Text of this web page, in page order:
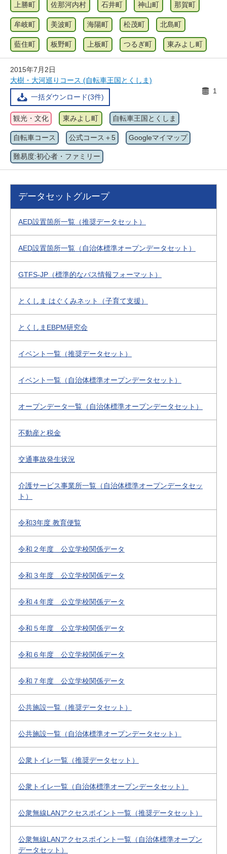
上勝町 佐那河内村 石井町 神山町 那賀町
牟岐町 美波町 海陽町 松茂町 北島町
藍住町 板野町 上板町 つるぎ町 東みよし町
2015年7月2日
大樹・大河巡りコース (自転車王国とくしま)
一括ダウンロード(3件)
1
観光・文化 東みよし町 自転車王国とくしま
自転車コース 公式コース＋5 Googleマイマップ
難易度:初心者・ファミリー
データセットグループ
AED設置箇所一覧（推奨データセット）
AED設置箇所一覧（自治体標準オープンデータセット）
GTFS-JP（標準的なバス情報フォーマット）
とくしま はぐくみネット（子育て支援）
とくしまEBPM研究会
イベント一覧（推奨データセット）
イベント一覧（自治体標準オープンデータセット）
オープンデータ一覧（自治体標準オープンデータセット）
不動産と税金
交通事故発生状況
介護サービス事業所一覧（自治体標準オープンデータセッ
ト）
令和3年度 教育便覧
令和２年度 公立学校関係データ
令和３年度 公立学校関係データ
令和４年度 公立学校関係データ
令和５年度 公立学校関係データ
令和６年度 公立学校関係データ
令和７年度 公立学校関係データ
公共施設一覧（推奨データセット）
公共施設一覧（自治体標準オープンデータセット）
公衆トイレ一覧（推奨データセット）
公衆トイレ一覧（自治体標準オープンデータセット）
公衆無線LANアクセスポイント一覧（推奨データセット）
公衆無線LANアクセスポイント一覧（自治体標準オープン
データセット）